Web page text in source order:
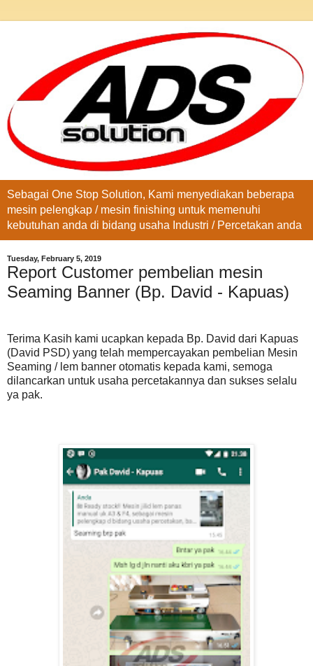
Sebagai One Stop Solution, Kami menyediakan beberapa
mesin pelengkap / mesin finishing untuk memenuhi
kebutuhan anda di bidang usaha Industri / Percetakan anda
Tuesday, February 5, 2019
Report Customer pembelian mesin
Seaming Banner (Bp. David - Kapuas)
Terima Kasih kami ucapkan kepada Bp. David dari Kapuas
(David PSD) yang telah mempercayakan pembelian Mesin
Seaming / lem banner otomatis kepada kami, semoga
dilancarkan untuk usaha percetakannya dan sukses selalu
ya pak.